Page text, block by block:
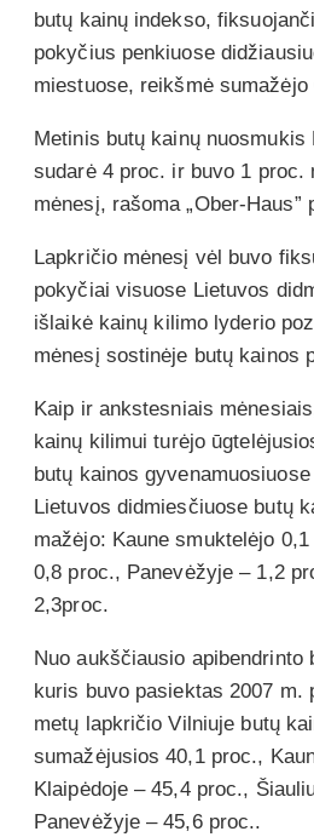
butų kainų indekso,
pokyčius penkiuose
miestuose, reikšmė sumažėjo
Metinis butų kainų nuosmukis
sudarė 4 proc. ir buvo 1 proc.
mėnesį, rašoma „Ober-Haus”
Lapkričio mėnesį vėl buvo
pokyčiai visuose Lietuvos
išlaikė kainų kilimo lyderio
mėnesį sostinėje butų kainos
Kaip ir ankstesniais
kainų kilimui turėjo
butų kainos
Lietuvos didmiesčiuose butų
mažėjo: Kaune smuktelėjo
0,8 proc., Panevėžyje – 1,2
2,3proc.
Nuo aukščiausio apibendrinto
kuris buvo pasiektas 2007 m.
metų lapkričio Vilniuje butų
sumažėjusios 40,1 proc.,
Klaipėdoje – 45,4 proc.,
Panevėžyje – 45,6 proc..